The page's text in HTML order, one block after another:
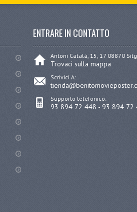
ENTRARE IN CONTATTO
Antoni Catalá, 15, 17 08870
Trovaci sulla mappa
Scrivici A:
Supporto telefonico:
93 894 72 448 - 93 894 72